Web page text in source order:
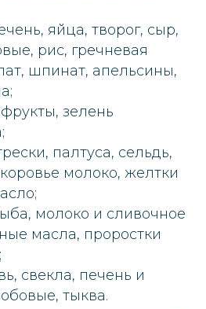
яйца, творог, сыр,
рис, гречневая
шпинат, апельсины,
зелень
палтуса, сельдь,
молоко, желтки
молоко и сливочное
масла, проростки
свекла, печень и
тыква.